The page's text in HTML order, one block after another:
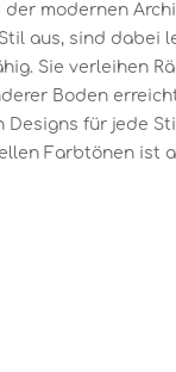
modernen
aus, sind dabei
Sie verleihen
Boden
Designs für jede
Farbtönen ist